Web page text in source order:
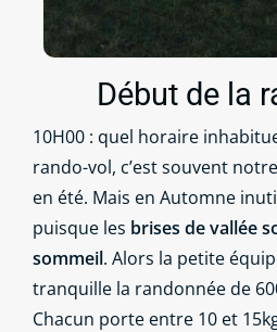
Début de la
10H00 : quel horaire
rando-vol, c’est souvent
en été. Mais en Automne
puisque les brises de vallée
sommeil. Alors la petite
tranquille la randonnée de
Chacun porte entre 10 et